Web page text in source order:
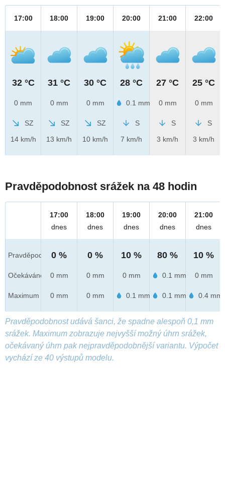
17:00
32 °C
0 mm
SZ
14 km/h
18:00
31 °C
0 mm
SZ
13 km/h
19:00
30 °C
0 mm
SZ
10 km/h
20:00
28 °C
0.1 mm
S
7 km/h
21:00
27 °C
0 mm
S
3 km/h
22:00
25 °C
0 mm
S
3 km/h
Pravděpodobnost srážek na 48 hodin
Pravděpod.
Očekáváno
Maximum
17:00
dnes
0 %
0 mm
0 mm
18:00
dnes
0 %
0 mm
0 mm
19:00
dnes
10 %
0 mm
0.1 mm
20:00
dnes
80 %
0.1 mm
0.1 mm
21:00
dnes
10 %
0 mm
0.4 mm
Pravděpodobnost udává šanci, že spadne alespoň 0,1 mm
srážek. Maximum zobrazuje nejvyšší možný úhrn srážek,
očekávaný úhrn pak nejpravděpodobnější variantu. Výpočet
vychází ze 40 výstupů modelu.